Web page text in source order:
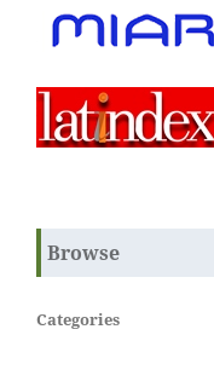
Browse
Categories